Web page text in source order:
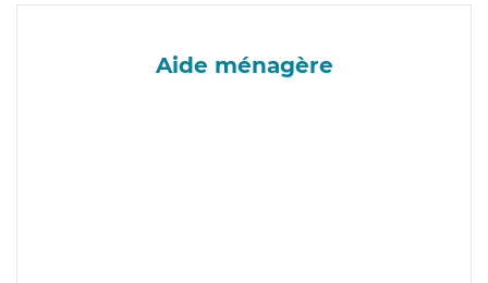
Aide ménagère